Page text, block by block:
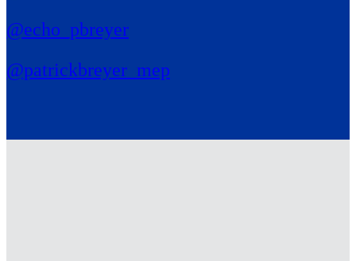
@echo_pbreyer
@patrickbreyer_mep